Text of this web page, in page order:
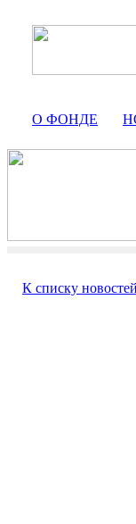
О ФОНДЕ
К списку новостей